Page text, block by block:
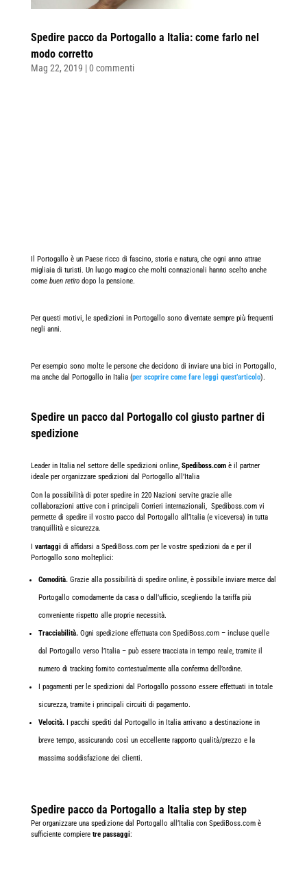
Spedire pacco da Portogallo a Italia: come farlo nel
modo corretto
Mag 22, 2019 |0 commenti
Il Portogallo è un Paese ricco di fascino, storia e natura, che ogni anno attrae
migliaia di turisti. Un luogo magico che molti connazionali hanno scelto anche
come buen retirodopo la pensione.
Per questi motivi, le spedizioni in Portogallo sono diventate sempre più frequenti
negli anni.
Per esempio sono molte le persone che decidono di inviare una bici in Portogallo,
ma anche dal Portogallo in Italia (per scoprire come fare leggi quest’articolo).
Spedire un pacco dal Portogallo col giusto partner di
spedizione
Leader in Italia nel settore delle spedizioni online, Spediboss.com è il partner
idealeper organizzare spedizioni dal Portogallo all’Italia
Con la possibilità di poter spedire in 220 Nazioni servite grazie alle
collaborazioni attive con i principali Corrieri internazionali, Spediboss.com vi
permette di spedire il vostro pacco dal Portogallo all’Italia (e viceversa) in tutta
tranquillità e sicurezza.
I vantaggi di affidarsi a SpediBoss.com per le vostre spedizioni da e per il
Portogallo sono molteplici:
Comodità.Grazie alla possibilità di spedire online, è possibile inviare merce dal
Portogallo comodamente da casa o dall’ufficio, scegliendo la tariffa più
conveniente rispetto alle proprie necessità.
Tracciabilità. Ogni spedizione effettuata con SpediBoss.com – incluse quelle
dal Portogallo verso l’Italia – può essere tracciata in tempo reale, tramite il
numero di tracking fornito contestualmente alla conferma dell’ordine.
I pagamenti per le spedizioni dal Portogallo possono essere effettuati in totale
sicurezza, tramite i principali circuiti di pagamento.
Velocità.I pacchi spediti dal Portogallo in Italia arrivano a destinazione in
breve tempo, assicurando così un eccellente rapporto qualità/prezzo e la
massima soddisfazione dei clienti.
Spedire pacco da Portogallo a Italia step by step
Per organizzare una spedizione dal Portogallo all’Italia con SpediBoss.com è
sufficiente compiere tre passaggi: